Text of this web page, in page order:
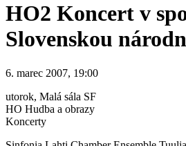
HO2 Koncert v
Slovenskou
6. marec 2007, 19:00
utorok, Malá sála SF
HO Hudba a obrazy
Koncerty